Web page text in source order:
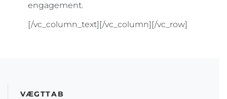
engagement.
[/vc_column_text][/vc_column][/vc_row]
VÆGTTAB